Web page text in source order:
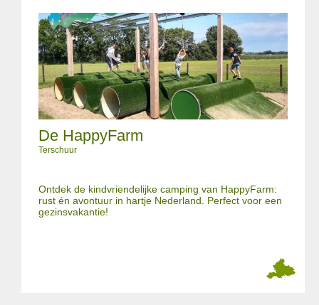
De HappyFarm
Terschuur
Ontdek de kindvriendelijke camping van HappyFarm:
rust én avontuur in hartje Nederland. Perfect voor een
gezinsvakantie!